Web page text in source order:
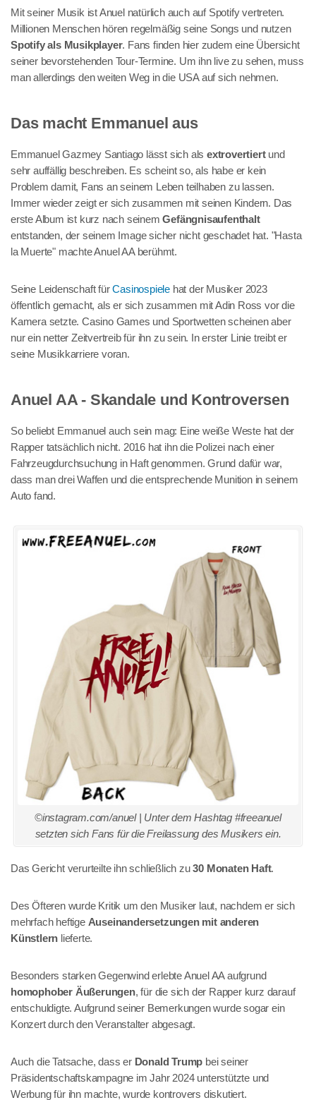
Mit seiner Musik ist Anuel natürlich auch auf Spotify vertreten.
Millionen Menschen hören regelmäßig seine Songs und nutzen
Spotify als Musikplayer. Fans finden hier zudem eine Übersicht
seiner bevorstehenden Tour-Termine. Um ihn live zu sehen, muss
man allerdings den weiten Weg in die USA auf sich nehmen.
Das macht Emmanuel aus
Emmanuel Gazmey Santiago lässt sich als extrovertiertund
sehr auffällig beschreiben. Es scheint so, als habe er kein
Problem damit, Fans an seinem Leben teilhaben zu lassen.
Immer wieder zeigt er sich zusammen mit seinen Kindern. Das
erste Album ist kurz nach seinemGefängnisaufenthalt
entstanden, der seinem Image sicher nicht geschadet hat. "Hasta
la Muerte" machte Anuel AA berühmt.
Seine Leidenschaft fürCasinospiele hat der Musiker 2023
öffentlich gemacht, als er sich zusammen mit Adin Ross vor die
Kamera setzte. Casino Games und Sportwetten scheinen aber
nur ein netter Zeitvertreib für ihn zu sein. In erster Linie treibt er
seine Musikkarriere voran.
Anuel AA - Skandale und Kontroversen
So beliebt Emmanuel auch sein mag: Eine weiße Weste hat der
Rapper tatsächlich nicht. 2016 hat ihn die Polizei nach einer
Fahrzeugdurchsuchung in Haft genommen. Grund dafür war,
dass man drei Waffen und die entsprechende Munition in seinem
Auto fand.
©instagram.com/anuel | Unter dem Hashtag #freeanuel
setzten sich Fans für die Freilassung des Musikers ein.
Das Gericht verurteilte ihn schließlich zu30 Monaten Haft.
Des Öfteren wurde Kritik um den Musiker laut, nachdem er sich
mehrfach heftige Auseinandersetzungen mit anderen
Künstlern lieferte.
Besonders starken Gegenwind erlebte Anuel AA aufgrund
homophober Äußerungen, für die sich der Rapper kurz darauf
entschuldigte. Aufgrund seiner Bemerkungen wurde sogar ein
Konzert durch den Veranstalter abgesagt.
Auch die Tatsache, dass er Donald Trump bei seiner
Präsidentschaftskampagne im Jahr 2024 unterstützte und
Werbung für ihn machte, wurde kontrovers diskutiert.